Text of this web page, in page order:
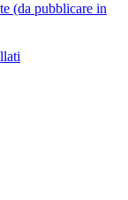
(da pubblicare in